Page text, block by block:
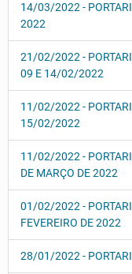
14/03/2022 -
2022
21/02/2022 -
09 E 14/02/2022
11/02/2022 -
15/02/2022
11/02/2022 -
DE MARÇO DE 2022
01/02/2022 -
FEVEREIRO DE 2022
28/01/2022 -